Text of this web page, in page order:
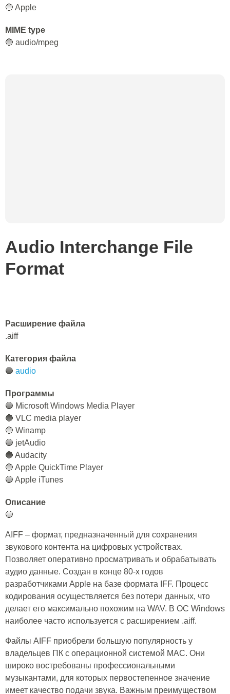
🔵 Apple
MIME type
🔵 audio/mpeg
Audio Interchange File
Format
Расширение файла
.aiff
Категория файла
🔵 audio
Программы
🔵 Microsoft Windows Media Player
🔵 VLC media player
🔵 Winamp
🔵 jetAudio
🔵 Audacity
🔵 Apple QuickTime Player
🔵 Apple iTunes
Описание
🔵
AIFF – формат, предназначенный для сохранения
звукового контента на цифровых устройствах.
Позволяет оперативно просматривать и обрабатывать
аудио данные. Создан в конце 80-х годов
разработчиками Apple на базе формата IFF. Процесс
кодирования осуществляется без потери данных, что
делает его максимально похожим на WAV. В ОС Windows
наиболее часто используется с расширением .aiff.
Файлы AIFF приобрели большую популярность у
владельцев ПК с операционной системой MAC. Они
широко востребованы профессиональными
музыкантами, для которых первостепенное значение
имеет качество подачи звука. Важным преимуществом